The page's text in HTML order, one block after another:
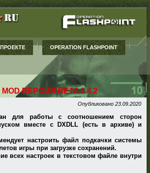
OPERATION FLASHPOINT
MOD ВЕРСИЯ BETA 1.4.2
Опубликовано 23.09.2020
для работы с соотношением сторон
вместе с DXDLL (есть в архиве) и
настроить файл подкачки системы
игры при загрузке сохранений.
всех настроек в текстовом файле внутри